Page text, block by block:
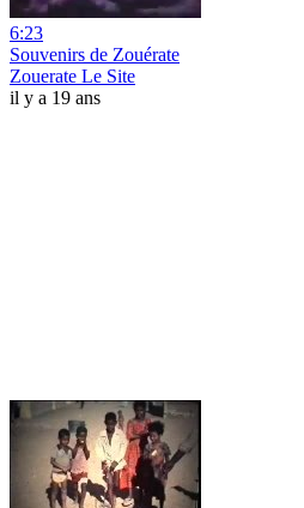
6:23
Souvenirs de Zouérate
Zouerate Le Site
il y a 19 ans